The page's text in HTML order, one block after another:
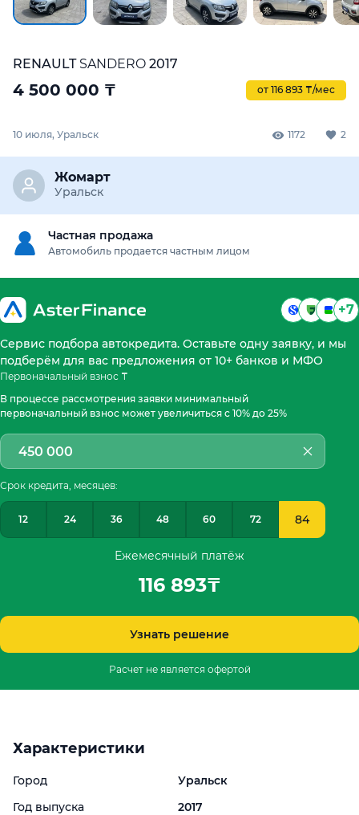
RENAULTSANDERO 2017
4 500 000 ₸ от 116 893 ₸/мес
10 июля, Уральск 1172 2
Жомарт
Уральск
Частная продажа
Автомобиль продается частным лицом
+7
Сервис подбора автокредита. Оставьте одну заявку, и мы
подберём для вас предложения от 10+ банков и МФО
Первоначальный взнос ₸
В процессе рассмотрения заявки минимальный
первоначальный взнос может увеличиться с 10% до 25%
Срок кредита, месяцев:
12 24 36 48 60 72 84
Ежемесячный платёж
116 893₸
Узнать решение
Расчет не является офертой
Характеристики
Город
Уральск
Год выпуска
2017